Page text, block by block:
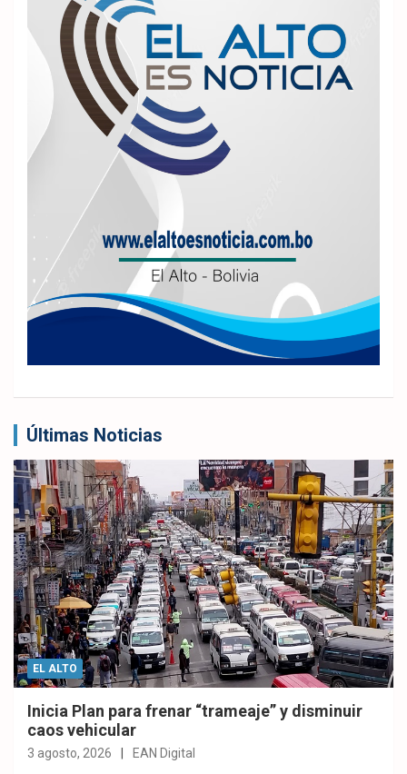
Últimas Noticias
EL ALTO
Inicia Plan para frenar “trameaje” y disminuir
caos vehicular
3 agosto, 2026 EAN Digital